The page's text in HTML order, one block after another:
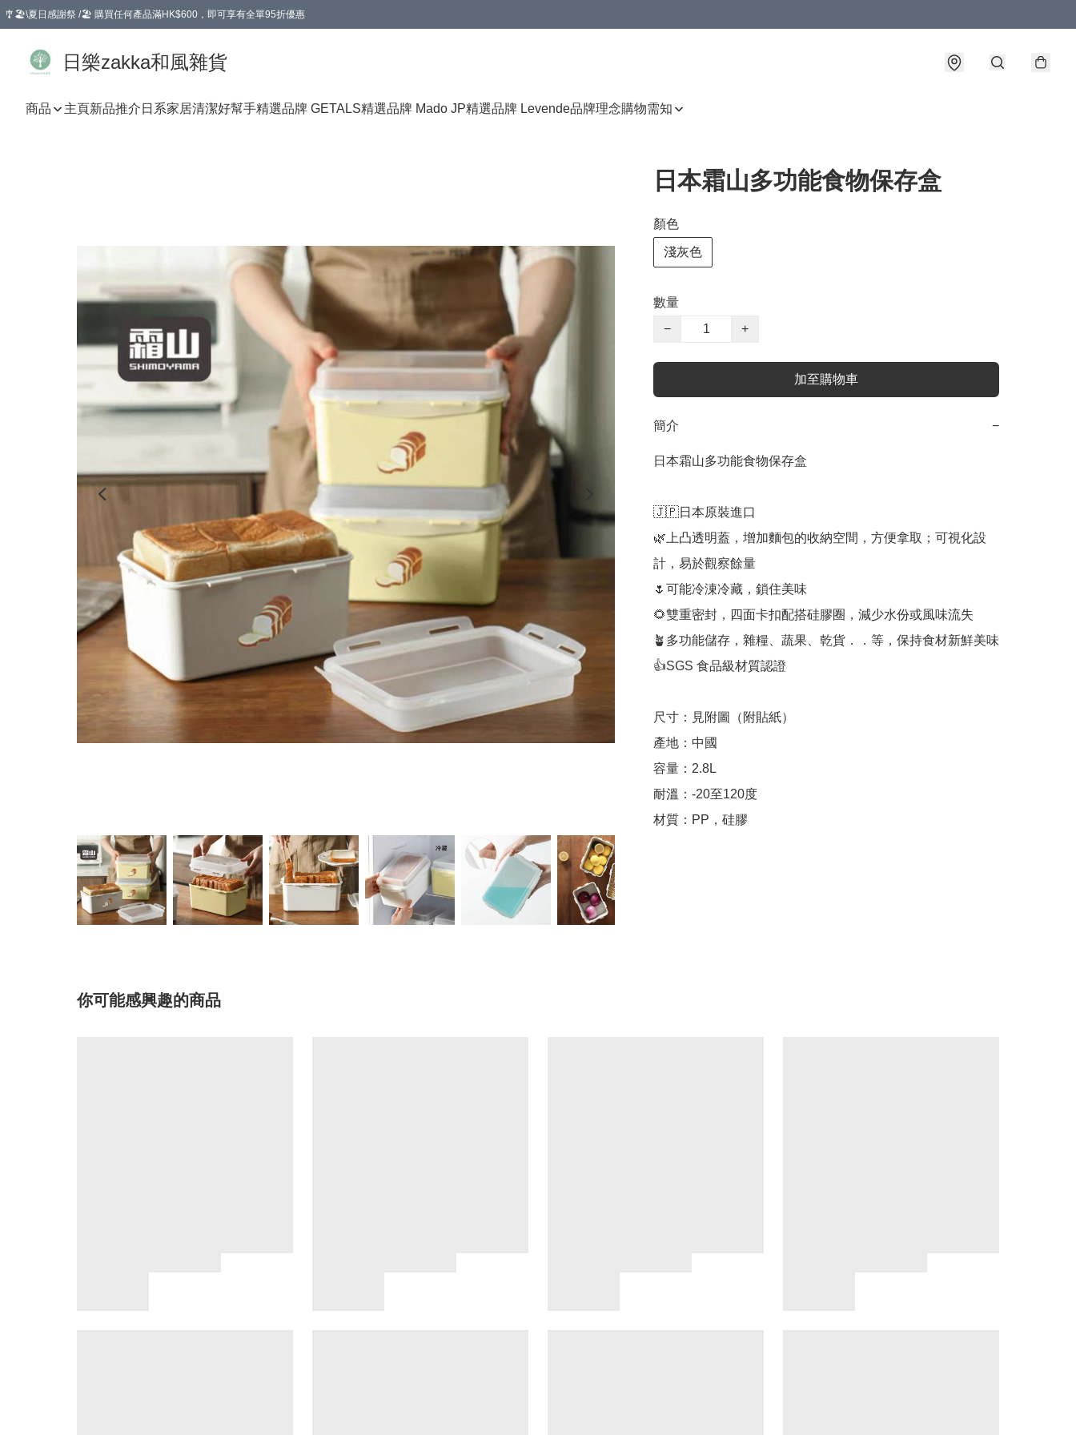
🎐🏖️\夏日感謝祭 /🏖️ 購買任何產品滿HK$600，即可享有全單95折優惠
日樂zakka和風雜貨
商品 主頁新品推介 日系家居清潔好幫手精選品牌 GETALS精選品牌 Mado JP精選品牌 Levende品牌理念購物需知
日本霜山多功能食物保存盒
顏色
淺灰色
數量
−
+
加至購物車
簡介 −
日本霜山多功能食物保存盒
🇯🇵日本原裝進口
🌿上凸透明蓋，增加麵包的收納空間，方便拿取；可視化設
計，易於觀察餘量
🌷可能冷涷冷藏，鎖住美味
🌻雙重密封，四面卡扣配搭硅膠圈，減少水份或風味流失
🪴多功能儲存，雜糧、蔬果、乾貨．．等，保持食材新鮮美味
👍SGS 食品級材質認證
尺寸：見附圖（附貼紙）
產地：中國
容量：2.8L
耐溫：-20至120度
材質：PP，硅膠
你可能感興趣的商品